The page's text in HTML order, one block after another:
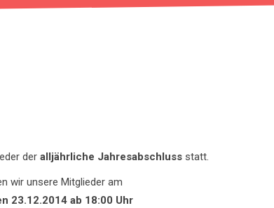
der alljährliche Jahresabschluss statt.
wir unsere Mitglieder am
23.12.2014 ab 18:00 Uhr